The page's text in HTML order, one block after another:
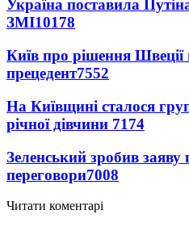
Україна поставила
ЗМІ10178
Київ про рішення
прецедент7552
На Київщині сталося
річної дівчини 7174
Зеленський зробив заяву
переговори7008
Читати коментарі